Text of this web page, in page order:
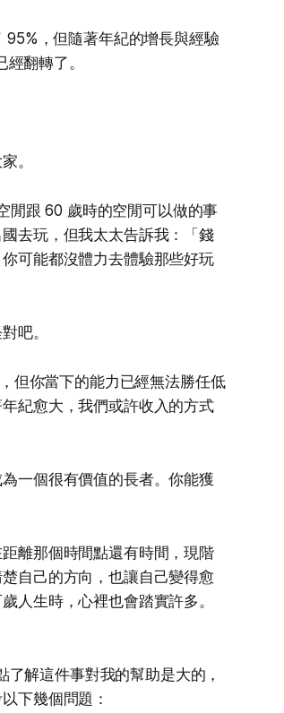
95%，但隨著年紀的增長與經驗
翻轉了。
。
閒跟 60 歲時的空閒可以做的事
去玩，但我太太告訴我：「錢
可能都沒體力去體驗那些好玩
吧。
但你當下的能力已經無法勝任低
紀愈大，我們或許收入的方式
一個很有價值的長者。你能獲
離那個時間點還有時間，現階
自己的方向，也讓自己變得愈
人生時，心裡也會踏實許多。
解這件事對我的幫助是大的，
下幾個問題：